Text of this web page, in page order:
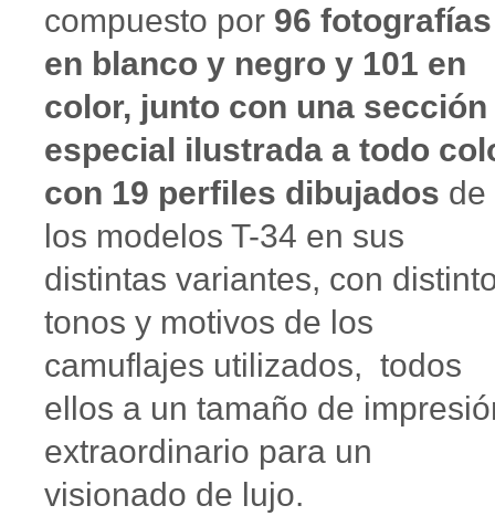
compuesto por 96 fotografías
en blanco y negro y 101 en
color, junto con una sección
especial ilustrada a todo
con 19 perfiles dibujados de
los modelos T-34 en sus
distintas variantes, con
tonos y motivos de los
camuflajes utilizados, todos
ellos a un tamaño de
extraordinario para un
visionado de lujo.